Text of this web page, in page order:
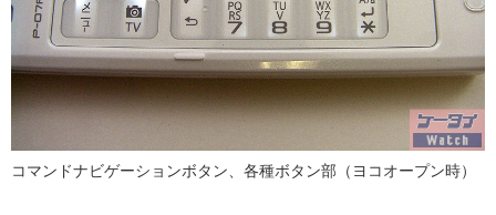
コマンドナビゲーションボタン、各種ボタン部（ヨコオープン時）